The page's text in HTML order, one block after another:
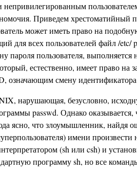
Приведем хрестоматийный
может иметь право на
для всех пользователей файл /
пароля пользователя,
естественно, имеет право
означающим смену
нарушающая, безусловно,
passwd. Однако
ясно, что злоумышленник, найдя
имени
(sh или csh) и
программу sh, но все